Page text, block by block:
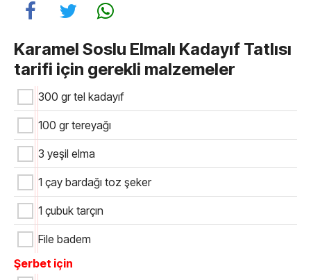
Karamel Soslu Elmalı Kadayıf Tatlısı
tarifi için gerekli malzemeler
300 gr tel kadayıf
100 gr tereyağı
3 yeşil elma
1 çay bardağı toz şeker
1 çubuk tarçın
File badem
Şerbet için